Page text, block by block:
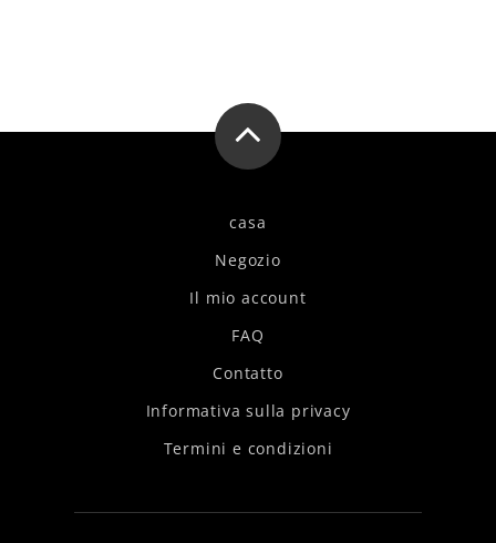
casa
Negozio
Il mio account
FAQ
Contatto
Informativa sulla privacy
Termini e condizioni